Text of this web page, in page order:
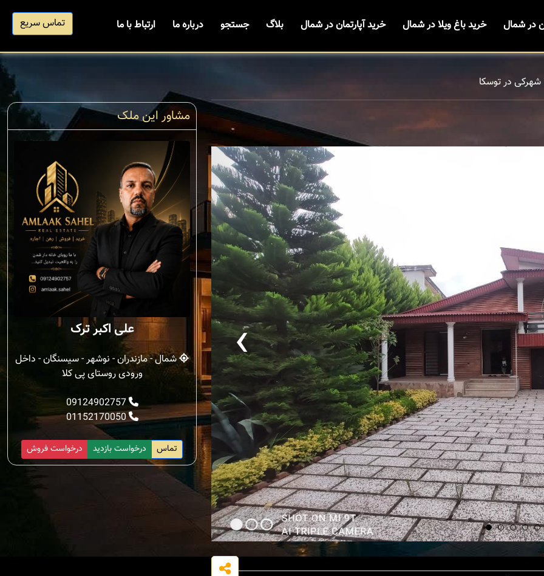
در شمال خرید باغ ویلا در شمال خرید آپارتمان در شمال بلاگ جستجو درباره ما ارتباط با ما تماس سریع
شهرکی در توسکا
‹
مشاور این ملک
علی اکبر ترک
شمال - مازندران - نوشهر - سیسنگان - داخل
ورودی روستای پی کلا
09124902757
01152170050
درخواست فروش درخواست بازدید تماس